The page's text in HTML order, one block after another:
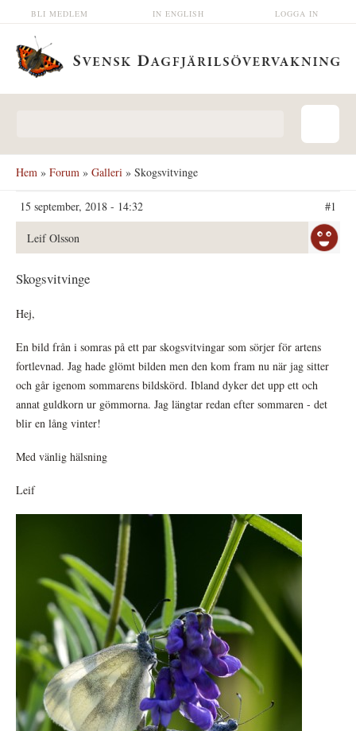
Hoppa till huvudinnehåll LOGGA IN
IN ENGLISH
BLI MEDLEM
Hem » Forum » Galleri » Skogsvitvinge
15 september, 2018 - 14:32 #1
Leif Olsson
Skogsvitvinge
Hej,
En bild från i somras på ett par skogsvitvingar som sörjer för artens
fortlevnad. Jag hade glömt bilden men den kom fram nu när jag sitter
och går igenom sommarens bildskörd. Ibland dyker det upp ett och
annat guldkorn ur gömmorna. Jag längtar redan efter sommaren - det
blir en lång vinter!
Med vänlig hälsning
Leif